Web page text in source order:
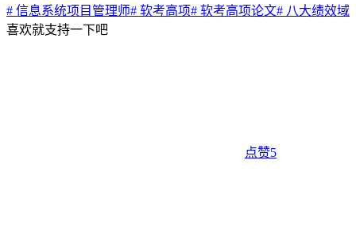
# 信息系统项目管理师# 软考高项# 软考高项论文# 八大绩效域
喜欢就支持一下吧
点赞5